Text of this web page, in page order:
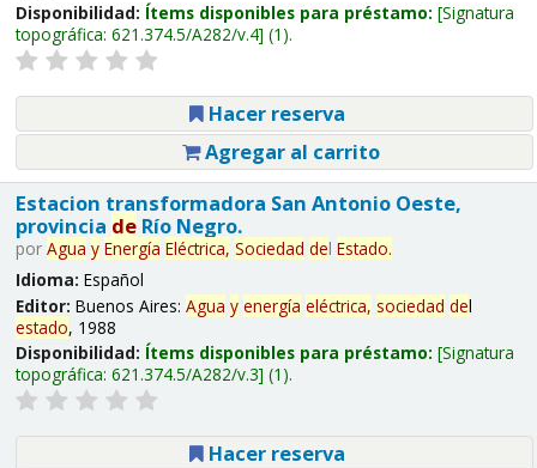
Disponibilidad: Ítems disponibles para préstamo: Signatura
topográfica: 621.374.5/A282/v.4 (1).
Hacer reserva
Agregar al carrito
Estacion transformadora San Antonio Oeste,
provincia deRío Negro.
por Agua y Energía Eléctrica, Sociedad del Estado.
Idioma: Español
Editor: Buenos Aires: Agua y energía eléctrica, sociedad del
estado, 1988
Disponibilidad: Ítems disponibles para préstamo: Signatura
topográfica: 621.374.5/A282/v.3 (1).
Hacer reserva